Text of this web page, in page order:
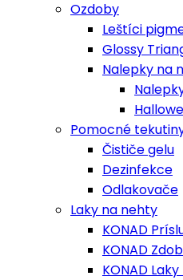
Ozdoby
Leštíci
Glossy
Nalepky na
Pomocné
Čističe gelu
Dezinfekce
Odlakovače
Laky na nehty
KONAD
KONAD
KONAD